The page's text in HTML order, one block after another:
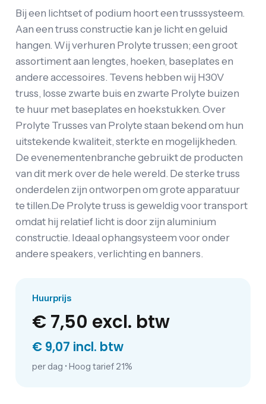
Bij een lichtset of podium hoort een trusssysteem.
Aan een truss constructie kan je licht en geluid
hangen. Wij verhuren Prolyte trussen; een groot
assortiment aan lengtes, hoeken, baseplates en
andere accessoires. Tevens hebben wij H30V
truss, losse zwarte buis en zwarte Prolyte buizen
te huur met baseplates en hoekstukken. Over
Prolyte Trusses van Prolyte staan bekend om hun
uitstekende kwaliteit, sterkte en mogelijkheden.
De evenementenbranche gebruikt de producten
van dit merk over de hele wereld. De sterke truss
onderdelen zijn ontworpen om grote apparatuur
te tillen.De Prolyte truss is geweldig voor transport
omdat hij relatief licht is door zijn aluminium
constructie. Ideaal ophangsysteem voor onder
andere speakers, verlichting en banners.
Huurprijs
€ 7,50 excl. btw
€ 9,07 incl. btw
per dag • Hoog tarief 21%